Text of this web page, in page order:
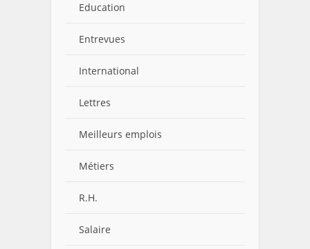
Education
Entrevues
International
Lettres
Meilleurs emplois
Métiers
R.H.
Salaire